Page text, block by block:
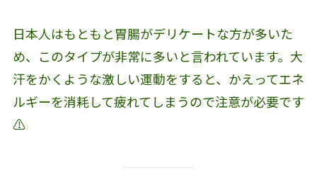
日本人はもともと胃腸がデリケートな方が多いた
め、このタイプが非常に多いと言われています。大
汗をかくような激しい運動をすると、かえってエネ
ルギーを消耗して疲れてしまうので注意が必要です
⚠️